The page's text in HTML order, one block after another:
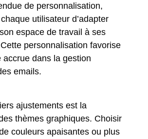
de personnalisation,
utilisateur d’adapter
espace de travail à ses
personnalisation favorise
accrue dans la gestion
emails.
ajustements est la
thèmes graphiques. Choisir
couleurs apaisantes ou plus